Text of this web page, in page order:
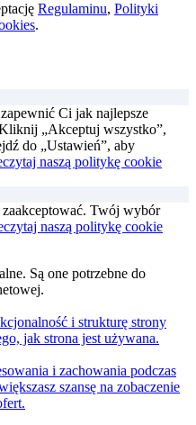
Regulaminu, Polityki
.
Ci jak najlepsze
„Akceptuj wszystko”,
do „Ustawień”, aby
naszą politykę cookie
Twój wybór
naszą politykę cookie
Są one potrzebne do
i strukturę strony
jak strona jest używana.
i zachowania podczas
szansę na zobaczenie